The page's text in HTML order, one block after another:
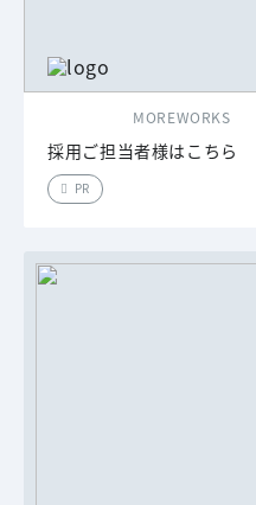
MOREWORKS
採用ご担当者様はこちら
PR